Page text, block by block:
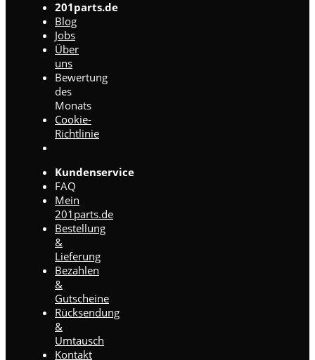
201parts.de
Blog
Jobs
Über
uns
Bewertung
des
Monats
Cookie-
Richtlinie
Kundenservice
FAQ
Mein
201parts.de
Bestellung
&
Lieferung
Bezahlen
&
Gutscheine
Rücksendung
&
Umtausch
Kontakt